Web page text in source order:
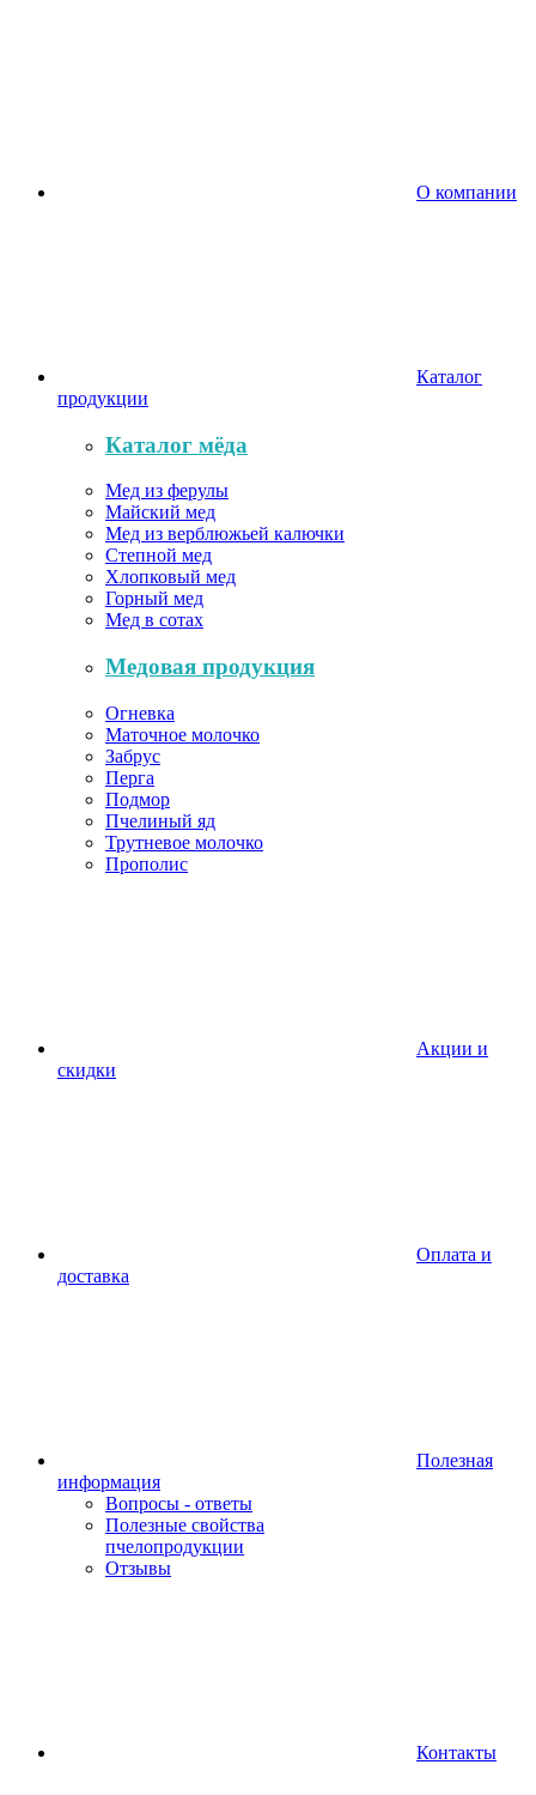
О компании
Каталог
продукции
Каталог мёда
Мед из ферулы
Майский мед
Мед из верблюжьей калючки
Степной мед
Хлопковый мед
Горный мед
Мед в сотах
Медовая продукция
Огневка
Маточное молочко
Забрус
Перга
Подмор
Пчелиный яд
Трутневое молочко
Прополис
Акции и
скидки
Оплата и
доставка
Полезная
информация
Вопросы - ответы
Полезные свойства
пчелопродукции
Отзывы
Контакты